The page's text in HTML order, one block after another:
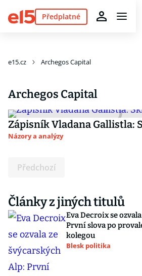
Předplatné
e15.cz Archegos Capital
Archegos Capital
Zápisník Vladana Gallistla:
Názory a analýzy
Předchozí
Články z jiných titulů
Eva Decroix se
První slova po
kolegou
Blesk politika